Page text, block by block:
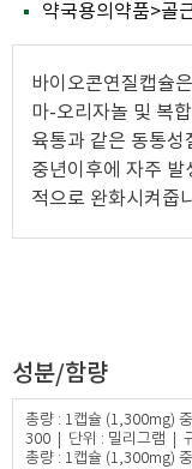
약국용의약품>골
바이오콘연질캡슐
마-오리자놀 및 복
육통과 같은 동통성
중년이후에 자주
적으로 완화시켜줍
성분/함량
총량 : 1캡슐 (1,300mg)
300 | 단위 : 밀리그램 |
총량 : 1캡슐 (1,300mg)